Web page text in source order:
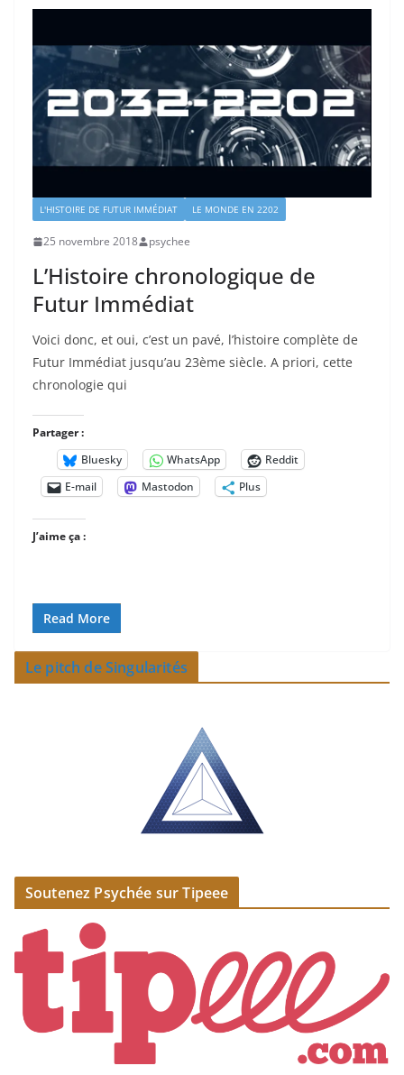
L'HISTOIRE DE FUTUR IMMÉDIAT LE MONDE EN 2202
25 novembre 2018 psychee
L’Histoire chronologique de
Futur Immédiat
Voici donc, et oui, c’est un pavé, l’histoire complète de
Futur Immédiat jusqu’au 23ème siècle. A priori, cette
chronologie qui
Partager :
Bluesky
WhatsApp
Reddit
E-mail
Mastodon Plus
J’aime ça :
Read More
Le pitch de Singularités
Soutenez Psychée sur Tipeee